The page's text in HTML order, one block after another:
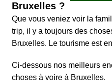
Bruxelles ?
Que vous veniez voir la
trip, il y a toujours des
Bruxelles. Le tourisme est
Ci-dessous nos meilleurs
choses à voire à Bruxelles.